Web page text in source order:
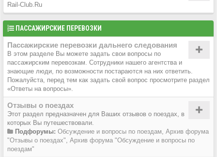
Rail-Club.Ru
ПАССАЖИРСКИЕ ПЕРЕВОЗКИ
Пассажирские перевозки дальнего следования
В этом разделе Вы можете задать свои вопросы по
пассажирским перевозкам. Сотрудники нашего агентства и
знающие люди, по возможности постараются на них ответить.
Пожалуйста, перед тем как задать свой вопрос просмотрите раздел
«Ответы на вопросы».
Отзывы о поездах
Этот раздел предназначен для Ваших отзывов о поездах, в
которых Вы путешествовали.
Подфорумы: Обсуждение и вопросы по поездам Архив форума
"Отзывы о поездах" Архив форума "Обсуждение и вопросы по
поездам"